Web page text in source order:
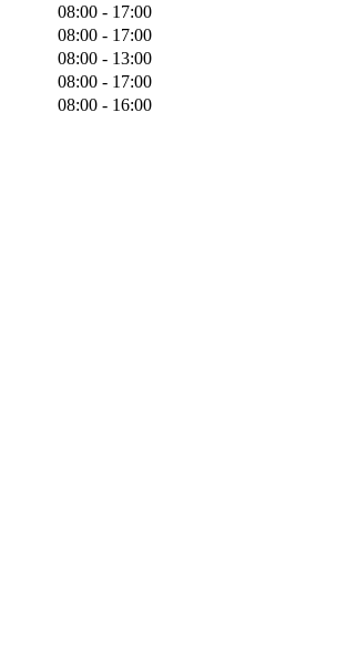
08:00 - 17:00
08:00 - 17:00
08:00 - 13:00
08:00 - 17:00
08:00 - 16:00